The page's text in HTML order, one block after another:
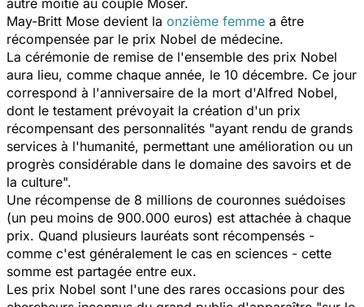
autre moitié au couple Moser.
May-Britt Mose devient la onzième femme a être
récompensée par le prix Nobel de médecine.
La cérémonie de remise de l'ensemble des prix Nobel
aura lieu, comme chaque année, le 10 décembre. Ce jour
correspond à l'anniversaire de la mort d'Alfred Nobel,
dont le testament prévoyait la création d'un prix
récompensant des personnalités "ayant rendu de grands
services à l'humanité, permettant une amélioration ou un
progrès considérable dans le domaine des savoirs et de
la culture".
Une récompense de 8 millions de couronnes suédoises
(un peu moins de 900.000 euros) est attachée à chaque
prix. Quand plusieurs lauréats sont récompensés -
comme c'est généralement le cas en sciences - cette
somme est partagée entre eux.
Les prix Nobel sont l'une des rares occasions pour des